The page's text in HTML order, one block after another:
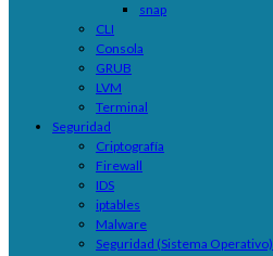
snap
CLI
Consola
GRUB
LVM
Terminal
Seguridad
Criptografía
Firewall
IDS
iptables
Malware
Seguridad (Sistema Operativo)